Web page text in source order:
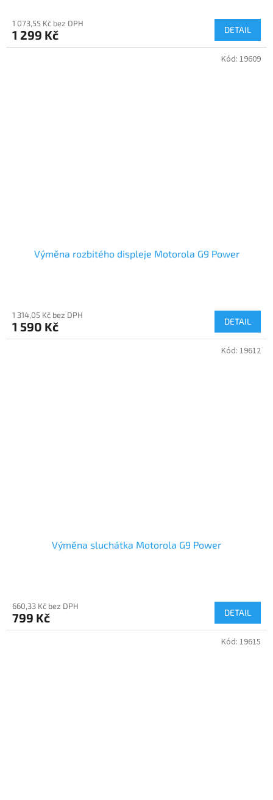
1 073,55 Kč bez DPH
1 299 Kč DETAIL
Výměna rozbitého displeje Motorola G9 Power
1 314,05 Kč bez DPH
1 590 Kč DETAIL
Kód: 19609
Výměna sluchátka Motorola G9 Power
660,33 Kč bez DPH
799 Kč DETAIL
Kód: 19612
Kód: 19615